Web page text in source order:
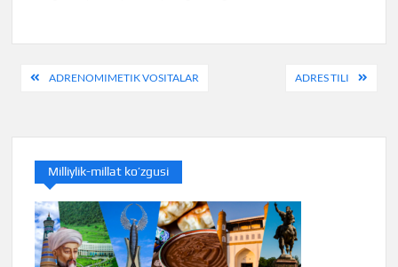
PostADRENOMIMETIK VOSITALAR ADRES TILI
Milliylik-millat ko’zgusi